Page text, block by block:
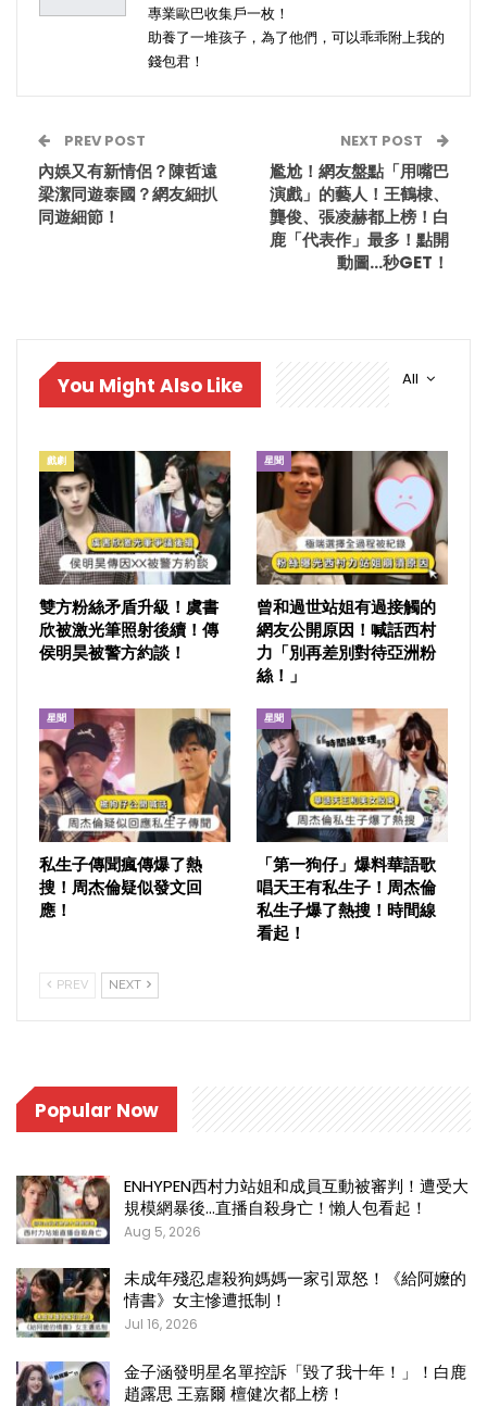
專業歐巴收集戶一枚！
助養了一堆孩子，為了他們，可以乖乖附上我的
錢包君！
PREV POST
內娛又有新情侶？陳哲遠
梁潔同遊泰國？網友細扒
同遊細節！
NEXT POST
尷尬！網友盤點「用嘴巴
演戲」的藝人！王鶴棣、
龔俊、張凌赫都上榜！白
鹿「代表作」最多！點開
動圖…秒GET！
All
You Might Also Like
戲劇
雙方粉絲矛盾升級！虞書
欣被激光筆照射後續！傳
侯明昊被警方約談！
星聞
曾和過世站姐有過接觸的
網友公開原因！喊話西村
力「別再差別對待亞洲粉
絲！」
星聞
私生子傳聞瘋傳爆了熱
搜！周杰倫疑似發文回
應！
星聞
「第一狗仔」爆料華語歌
唱天王有私生子！周杰倫
私生子爆了熱搜！時間線
看起！
PREV NEXT
Popular Now
ENHYPEN西村力站姐和成員互動被審判！遭受大
規模網暴後…直播自殺身亡！懶人包看起！
Aug 5, 2026
未成年殘忍虐殺狗媽媽一家引眾怒！《給阿嬤的
情書》女主慘遭抵制！
Jul 16, 2026
金子涵發明星名單控訴「毀了我十年！」！白鹿
趙露思 王嘉爾 檀健次都上榜！